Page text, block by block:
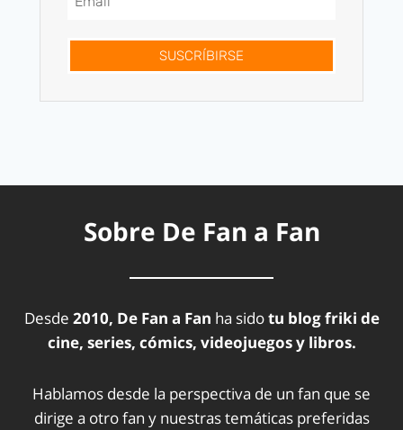
SUSCRÍBIRSE
Sobre De Fan a Fan
Desde 2010, De Fan a Fan ha sidotu blog friki de
cine, series, cómics, videojuegos y libros.
Hablamos desde la perspectiva de un fan que se
dirige a otro fan y nuestras temáticas preferidas